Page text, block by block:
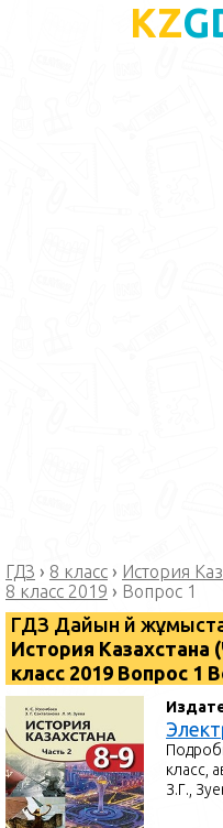
KZ
ГДЗ › 8 класс › История
8 класс 2019 › Вопрос 1
ГДЗ Дайын үй
История Казахстана
класс 2019 Вопрос 1
класс,
З.Г.,